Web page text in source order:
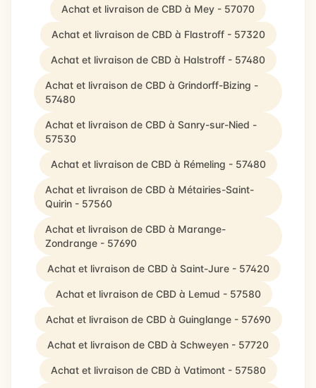
Achat et livraison de CBD à Mey - 57070
Achat et livraison de CBD à Flastroff - 57320
Achat et livraison de CBD à Halstroff - 57480
Achat et livraison de CBD à Grindorff-Bizing -
57480
Achat et livraison de CBD à Sanry-sur-Nied -
57530
Achat et livraison de CBD à Rémeling - 57480
Achat et livraison de CBD à Métairies-Saint-
Quirin - 57560
Achat et livraison de CBD à Marange-
Zondrange - 57690
Achat et livraison de CBD à Saint-Jure - 57420
Achat et livraison de CBD à Lemud - 57580
Achat et livraison de CBD à Guinglange - 57690
Achat et livraison de CBD à Schweyen - 57720
Achat et livraison de CBD à Vatimont - 57580